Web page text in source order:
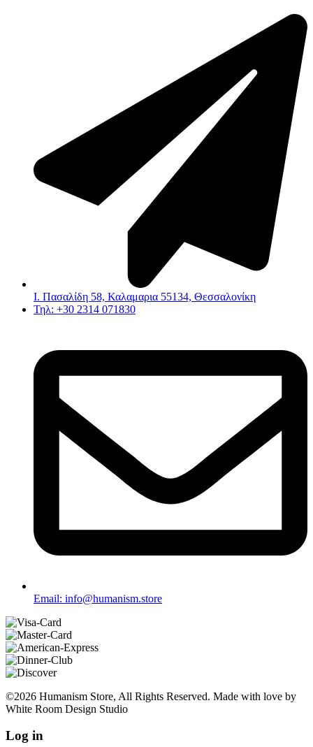
Ι. Πασαλίδη 58, Καλαμαρια 55134, Θεσσαλονίκη
Τηλ: +30 2314 071830
Email: info@humanism.store
©2026 Humanism Store, All Rights Reserved. Made with love by
White Room Design Studio
Log in